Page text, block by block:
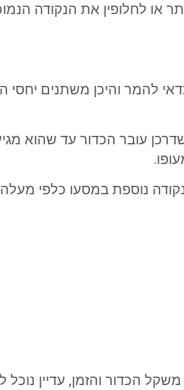
או לחלופין את הנקודה
להמר והיכן משתנים יחסי
עובר הכדור עד שהוא
נוספת במסעו כלפי מעלה
הכדור והזמן, עדיין נוכל